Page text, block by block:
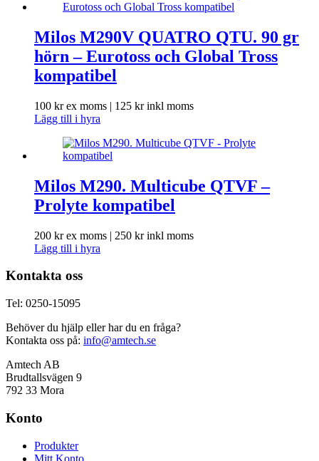
Milos M290V QUATRO QTU. 90 gr
hörn – Eurotoss och Global Tross
kompatibel
100 krex moms | 125 krinkl moms
Lägg till i hyra
Milos M290. Multicube QTVF –
Prolyte kompatibel
200 krex moms | 250 krinkl moms
Lägg till i hyra
Kontakta oss
Tel: 0250-15095
Behöver du hjälp eller har du en fråga?
Kontakta oss på: info@amtech.se
Amtech AB
Brudtallsvägen 9
792 33 Mora
Konto
Produkter
Mitt Konto